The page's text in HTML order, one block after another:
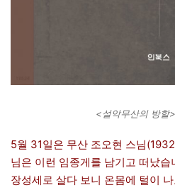
<설악무산의 방할
5월 31일은 무산 조오현 스님
님은 이런 임종게를 남기고 떠났습
장성세로 살다 보니 온몸에 털이